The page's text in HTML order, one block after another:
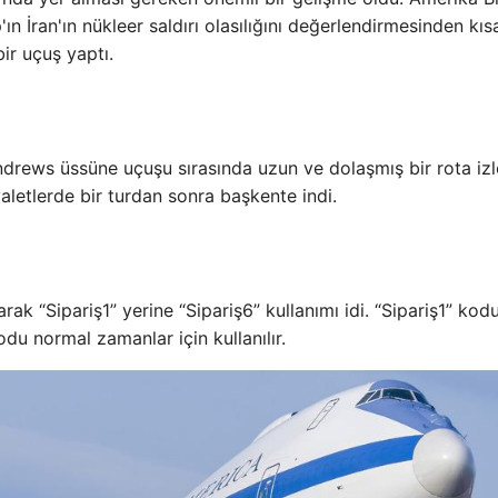
İran'ın nükleer saldırı olasılığını değerlendirmesinden
uçuş yaptı.
üssüne uçuşu sırasında uzun ve dolaşmış bir rota
bir turdan sonra başkente indi.
“Sipariş1” yerine “Sipariş6” kullanımı idi. “Sipariş1”
normal zamanlar için kullanılır.